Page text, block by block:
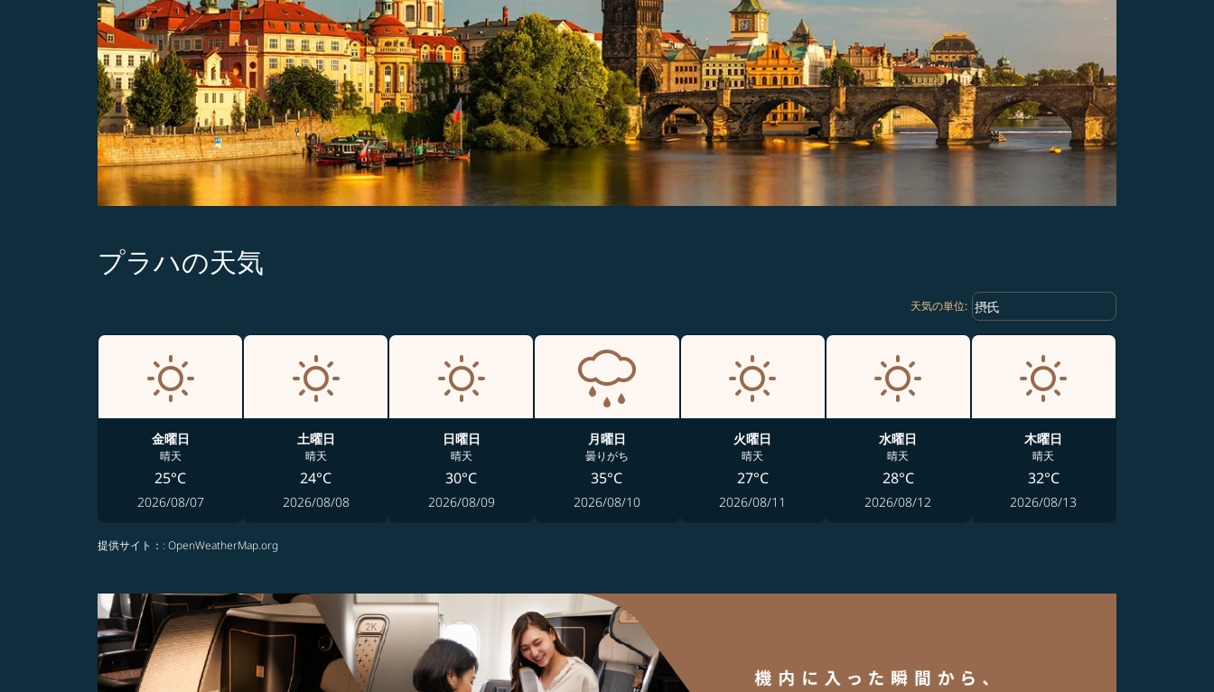
プラハの天気
天気の単位: Weather unit option 摂氏 Selected
摂氏
keyboard_arrow_down
金曜日
晴天
25°C
2026/08/07
土曜日
晴天
24°C
2026/08/08
日曜日
晴天
30°C
2026/08/09
月曜日
曇りがち
35°C
2026/08/10
火曜日
晴天
27°C
2026/08/11
水曜日
晴天
28°C
2026/08/12
木曜日
晴天
32°C
2026/08/13
提供サイト： : OpenWeatherMap.org